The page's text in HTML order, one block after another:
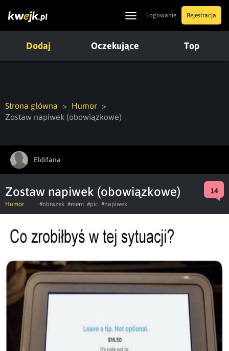
ToggleLogowanie Rejestracja
Dodaj Oczekujące Top
Strona główna
Humor
Zostaw napiwek (obowiązkowe)
Eldifana
Zostaw napiwek (obowiązkowe) 14
Humor #obrazek #mem #pic #napiwek